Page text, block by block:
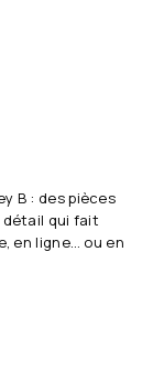
B : des pièces
qui fait
en ligne… ou en